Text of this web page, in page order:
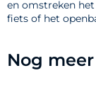
en omstreken
fiets of het
Nog